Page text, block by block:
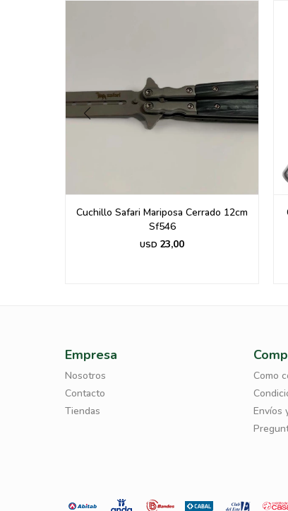
Cuchillo Safari Mariposa Cerrado 12cm
Sf546
USD 23,00
Empresa
Nosotros
Contacto
Tiendas
Como
Envíos